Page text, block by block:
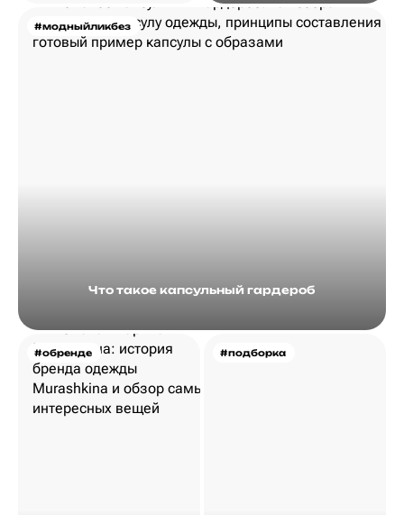
#модныйликбез
Что такое капсульный гардероб
#обренде #подборка